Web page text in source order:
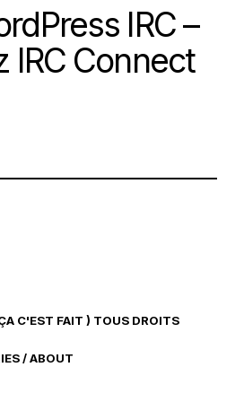
IRC –
IRC Connect
C'EST FAIT ) TOUS DROITS
/ABOUT